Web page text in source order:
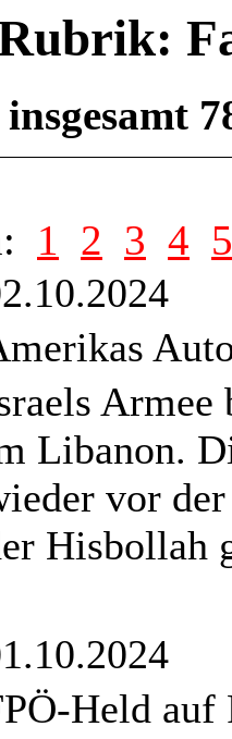
1 2 3 4 5
Armee
Libanon.
vor
Hisbollah
Held auf